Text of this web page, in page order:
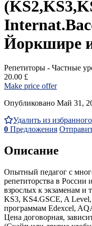
Йоркшире
Репетиторы - Частные
20.00 £
Make price offer
Опубликовано Май 31,
Удалить из избранного
0 Предложения
Описание
Опытный педагог с
репетиторства в
взрослых к экзаменам и
KS3, KS4.GSCE, A
программам Edexcel,
Цена договорная,